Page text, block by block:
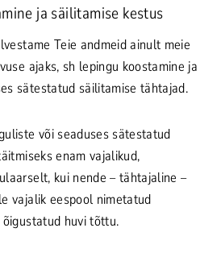
ja säilitamise kestus
Teie andmeid ainult meie
ajaks, sh lepingu koostamine ja
sätestatud säilitamise tähtajad.
või seaduses sätestatud
enam vajalikud,
kui nende – tähtajaline –
vajalik eespool nimetatud
huvi tõttu.